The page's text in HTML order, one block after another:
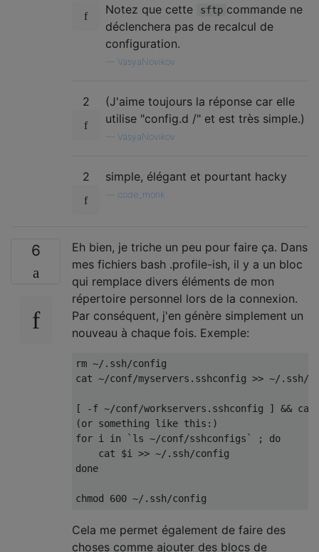
Notez que cette sftp commande ne
déclenchera pas de recalcul de
configuration.
VasyaNovikov
2
(J'aime toujours la réponse car elle
utilise "config.d /" et est très simple.)
VasyaNovikov
2 simple, élégant et pourtant hacky
code_monk
6
Eh bien, je triche un peu pour faire ça. Dans
mes fichiers bash .profile-ish, il y a un bloc
qui remplace divers éléments de mon
répertoire personnel lors de la connexion.
Par conséquent, j'en génère simplement un
nouveau à chaque fois. Exemple:
rm ~/.ssh/config
cat ~/conf/myservers.sshconfig >> ~/.ssh/
[ -f ~/conf/workservers.sshconfig ] &&
(or something like this:)
for i in `ls ~/conf/sshconfigs` ; do
    cat $i >> ~/.ssh/config
done
Cela me permet également de faire des
choses comme ajouter des blocs de